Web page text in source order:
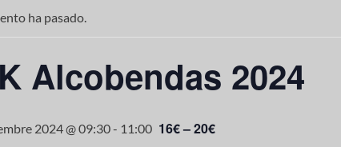
ha pasado.
Alcobendas 2024
2024 @ 09:30- 11:00 16€ – 20€